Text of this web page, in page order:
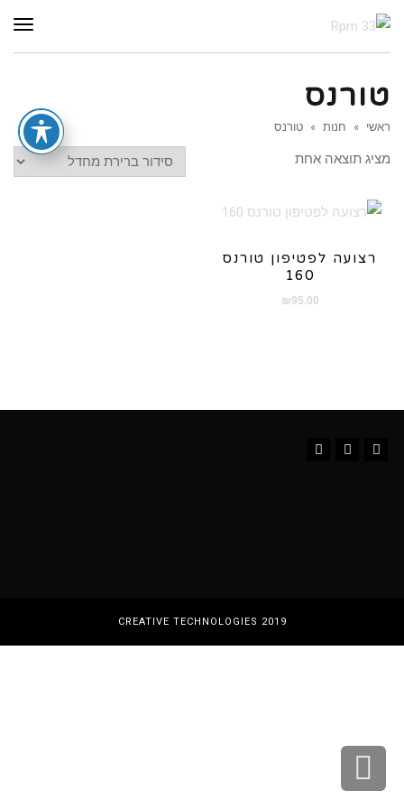
טורנס
ראשי » חנות » טורנס
מציג תוצאה אחת
רצועה לפטיפון טורנס
160
₪ 95.00
CREATIVE TECHNOLOGIES 2019
גלילה
לראש